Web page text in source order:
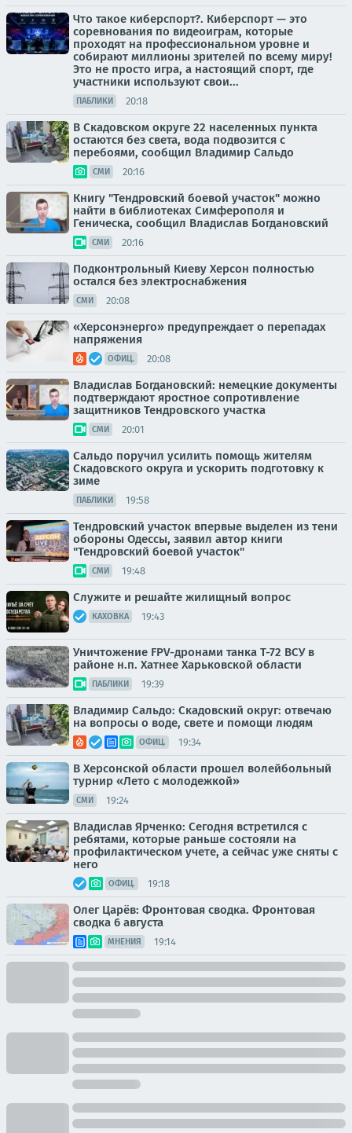
Что такое киберспорт?. Киберспорт — это
соревнования по видеоиграм, которые
проходят на профессиональном уровне и
собирают миллионы зрителей по всему миру!
Это не просто игра, а настоящий спорт, где
участники используют свои...
ПАБЛИКИ 20:18
В Скадовском округе 22 населенных пункта
остаются без света, вода подвозится с
перебоями, сообщил Владимир Сальдо
СМИ 20:16
Книгу "Тендровский боевой участок" можно
найти в библиотеках Симферополя и
Геническа, сообщил Владислав Богдановский
СМИ 20:16
Подконтрольный Киеву Херсон полностью
остался без электроснабжения
СМИ 20:08
«Херсонэнерго» предупреждает о перепадах
напряжения
ОФИЦ. 20:08
Владислав Богдановский: немецкие документы
подтверждают яростное сопротивление
защитников Тендровского участка
СМИ 20:01
Сальдо поручил усилить помощь жителям
Скадовского округа и ускорить подготовку к
зиме
ПАБЛИКИ 19:58
Тендровский участок впервые выделен из тени
обороны Одессы, заявил автор книги
"Тендровский боевой участок"
СМИ 19:48
Служите и решайте жилищный вопрос
КАХОВКА 19:43
Уничтожение FPV-дронами танка Т-72 ВСУ в
районе н.п. Хатнее Харьковской области
ПАБЛИКИ 19:39
Владимир Сальдо: Скадовский округ: отвечаю
на вопросы о воде, свете и помощи людям
ОФИЦ. 19:34
В Херсонской области прошел волейбольный
турнир «Лето с молодежкой»
СМИ 19:24
Владислав Ярченко: Сегодня встретился с
ребятами, которые раньше состояли на
профилактическом учете, а сейчас уже сняты с
него
ОФИЦ. 19:18
Олег Царёв: Фронтовая сводка. Фронтовая
сводка 6 августа
МНЕНИЯ 19:14